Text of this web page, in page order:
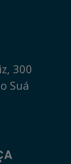
300
Suá